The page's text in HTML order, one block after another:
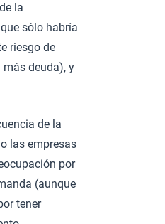
la
sólo habría
riesgo de
deuda), y
de la
las empresas
por
(aunque
tener